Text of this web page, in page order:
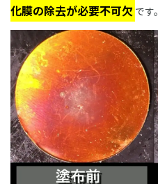
化膜の除去が必要不可欠 です。